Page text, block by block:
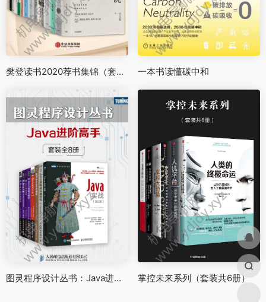
樊登读书2020荐书集锦（套装共14册） 一本书读懂碳中和
图灵程序设计丛书：Java进阶高手（套装共8册） 掌控未来系列（套装共6册）